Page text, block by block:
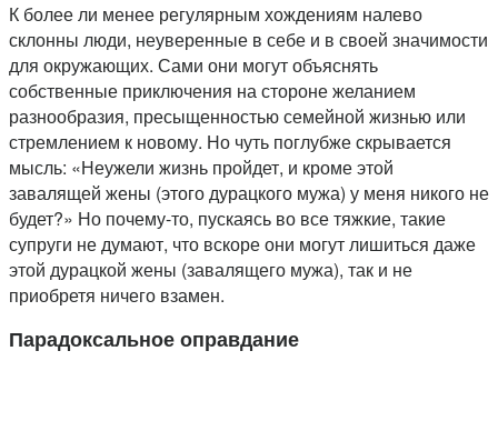
К более ли менее регулярным хождениям налево
склонны люди, неуверенные в себе и в своей значимости
для окружающих. Сами они могут объяснять
собственные приключения на стороне желанием
разнообразия, пресыщенностью семейной жизнью или
стремлением к новому. Но чуть поглубже скрывается
мысль: «Неужели жизнь пройдет, и кроме этой
завалящей жены (этого дурацкого мужа) у меня никого не
будет?» Но почему-то, пускаясь во все тяжкие, такие
супруги не думают, что вскоре они могут лишиться даже
этой дурацкой жены (завалящего мужа), так и не
приобретя ничего взамен.
Парадоксальное оправдание